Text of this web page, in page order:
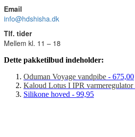
Email
info@hdshisha.dk
Tlf. tider
Mellem kl. 11 – 18
Dette pakketilbud indeholder:
Oduman Voyage vandpibe - 675,00
Kaloud Lotus I IPR varmeregulator
Silikone hoved - 99,95